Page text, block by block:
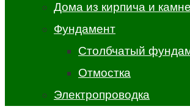
Дома из кирпича и
Фундамент
Столбчатый
Отмостка
Электропроводка